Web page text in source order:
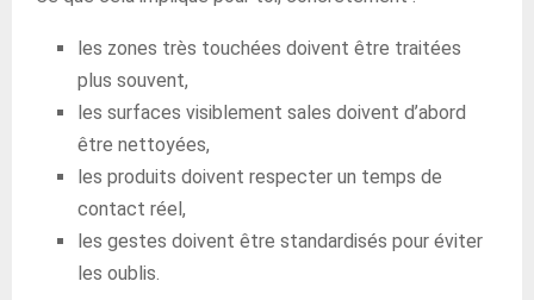
les zones très touchées doivent être traitées
plus souvent,
les surfaces visiblement sales doivent d’abord
être nettoyées,
les produits doivent respecter un temps de
contact réel,
les gestes doivent être standardisés pour éviter
les oublis.